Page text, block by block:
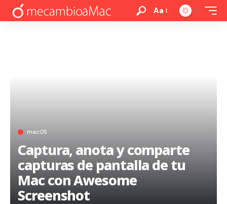
Aa
macOS
Captura, anota y comparte
capturas de pantalla de tu
Mac con Awesome
Screenshot